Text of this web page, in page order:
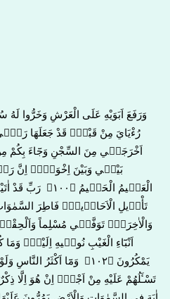
وَرَفَعَ اَبَوَيْهِ عَلَى الْعَرْشِ وَخَرُّوا
رُءْيَايَ مِنْ قَبْلُۘ قَدْ جَعَلَهَا
اَخْرَجَن۪ي مِنَ السِّجْنِ وَجَٓاءَ بِكُمْ مِنَ
بَيْن۪ي وَبَيْنَ اِخْوَت۪يۜ اِنَّ
الْعَل۪يمُ الْحَك۪يمُ
تَأْو۪يلِ الْاَحَاد۪يثِۚ فَاطِرَ
اَنْبَٓاءِ الْغَيْبِ نُوح۪يهِ اِلَيْكَۚ وَمَا